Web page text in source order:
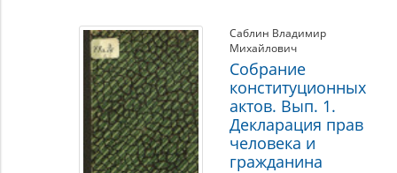
Саблин Владимир
Михайлович
Собрание
конституционных
актов. Вып. 1.
Декларация прав
человека и
гражданина